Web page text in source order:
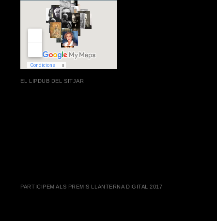
EL LIPDUB DEL SITJAR
PARTICIPEM ALS PREMIS LLANTERNA DIGITAL 2017